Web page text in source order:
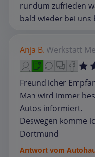
rundum zufrieden
bald wieder bei uns
Anja B. Werkstatt
Freundlicher
Man wird immer
Autos informiert.
Deswegen komme
Dortmund
Antwort vom